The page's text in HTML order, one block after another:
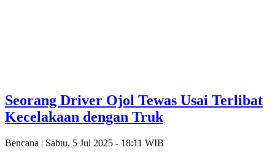
Seorang Driver Ojol Tewas Usai Terlibat
Kecelakaan dengan Truk
Bencana | Sabtu, 5 Jul 2025 - 18:11 WIB